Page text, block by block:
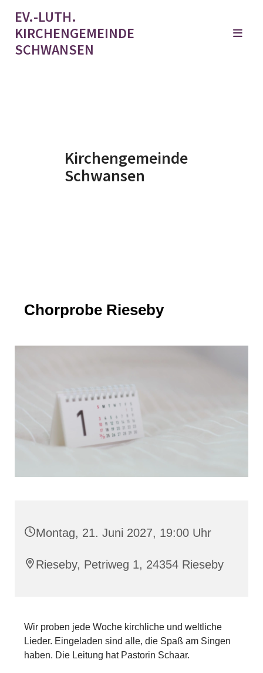
EV.-LUTH.
KIRCHENGEMEINDE
SCHWANSEN
Kirchengemeinde
Schwansen
Chorprobe Rieseby
Montag, 21. Juni 2027, 19:00 Uhr
Rieseby, Petriweg 1, 24354 Rieseby
Wir proben jede Woche kirchliche und weltliche
Lieder. Eingeladen sind alle, die Spaß am Singen
haben. Die Leitung hat Pastorin Schaar.